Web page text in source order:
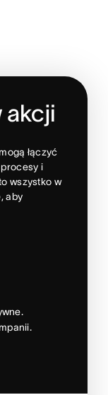
akcji
łączyć
i
wszystko w
aby